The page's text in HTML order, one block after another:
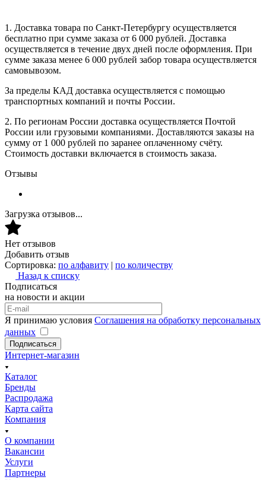
1. Доставка товара по Санкт-Петербургу осуществляется
бесплатно при сумме заказа от 6 000 рублей. Доставка
осуществляется в течение двух дней после оформления. При
сумме заказа менее 6 000 рублей забор товара осуществляется
самовывозом.
За пределы КАД доставка осуществляется с помощью
транспортных компаний и почты России.
2. По регионам России доставка осуществляется Почтой
России или грузовыми компаниями. Доставляются заказы на
сумму от 1 000 рублей по заранее оплаченному счёту.
Стоимость доставки включается в стоимость заказа.
Отзывы
Загрузка отзывов...
Нет отзывов
Добавить отзыв
Сортировка: по алфавиту | по количеству
Назад к списку
Подписаться
на новости и акции
Я принимаю условия Соглашения на обработку персональных
данных
Подписаться
Интернет-магазин
Каталог
Бренды
Распродажа
Карта сайта
Компания
О компании
Вакансии
Услуги
Партнеры